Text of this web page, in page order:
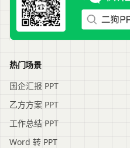
热门场景
国企汇报 PPT
乙方方案 PPT
工作总结 PPT
Word 转 PPT